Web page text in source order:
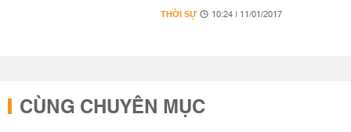
THỜI SỰ 10:24 | 11/01/2017
CÙNG CHUYÊN MỤC